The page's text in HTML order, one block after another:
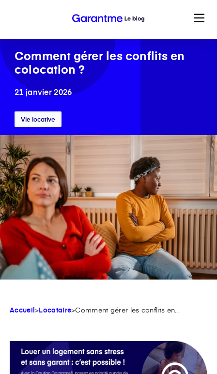
Comment gérer les conflits en
colocation ?
21 janvier 2026
Vie locative
Accueil>Locataire>Comment gérer les conflits en...